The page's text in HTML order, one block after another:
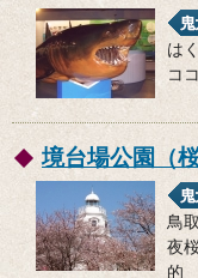
は
コ
境台場公園（
鳥
夜
的